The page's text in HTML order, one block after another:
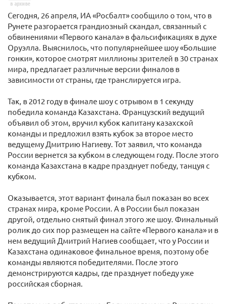
в архиве
Сегодня, 26 апреля, ИА «Росбалт» сообщило о том, что в
Рунете разгорается грандиозный скандал, связанный с
обвинениями «Первого канала» в фальсификациях в духе
Оруэлла. Выяснилось, что популярнейшее шоу «Большие
гонки», которое смотрят миллионы зрителей в 30 странах
мира, предлагает различные версии финалов в
зависимости от страны, где транслируется игра.
Так, в 2012 году в финале шоу с отрывом в 1 секунду
победила команда Казахстана. Французский ведущий
объявил об этом, вручил кубок капитану казахской
команды и предложил взять кубок за второе место
ведущему Дмитрию Нагиеву. Тот заявил, что команда
России вернется за кубком в следующем году. После этого
команда Казахстана в кадре празднует победу, танцуя с
кубком.
Оказывается, этот вариант финала был показан во всех
странах мира, кроме России. А в России был показан
другой, отдельно снятый финал этого же шоу. Финальный
ролик до сих пор размещен на сайте «Первого канала» и в
нем ведущий Дмитрий Нагиев сообщает, что у России и
Казахстана одинаковое финальное время, поэтому обе
команды являются победителями. После этого
демонстрируются кадры, где празднует победу уже
российская сборная.